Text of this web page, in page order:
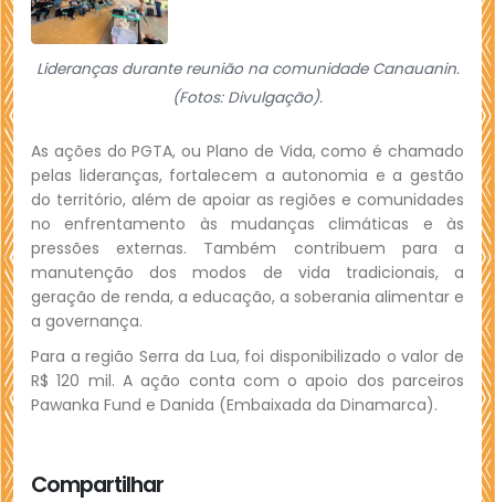
Lideranças durante reunião na comunidade Canauanin.
(Fotos: Divulgação).
As ações do PGTA, ou Plano de Vida, como é chamado
pelas lideranças, fortalecem a autonomia e a gestão
do território, além de apoiar as regiões e comunidades
no enfrentamento às mudanças climáticas e às
pressões externas. Também contribuem para a
manutenção dos modos de vida tradicionais, a
geração de renda, a educação, a soberania alimentar e
a governança.
Para a região Serra da Lua, foi disponibilizado o valor de
R$ 120 mil. A ação conta com o apoio dos parceiros
Pawanka Fund e Danida (Embaixada da Dinamarca).
Compartilhar